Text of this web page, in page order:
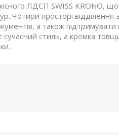
ЛДСП SWISS KRONO, що
Чотири просторі відділення
а також
сучасний стиль, а кромка